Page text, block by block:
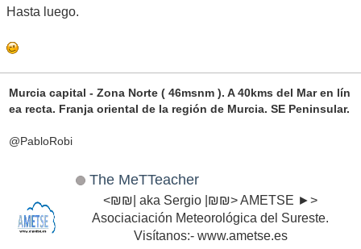
Hasta luego.
Murcia capital - Zona Norte ( 46msnm ). A 40kms del Mar en lín
ea recta. Franja oriental de la región de Murcia. SE Peninsular.
@PabloRobi
The MeTTeacher
<₪₪| aka Sergio |₪₪> AMETSE ►>
Asociaciación Meteorológica del Sureste.
Visítanos:- www.ametse.es